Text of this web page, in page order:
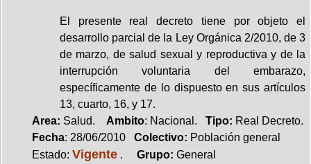
El presente real decreto tiene por objeto el
desarrollo parcial de la Ley Orgánica 2/2010, de 3
de marzo, de salud sexual y reproductiva y de la
interrupción voluntaria del embarazo,
específicamente de lo dispuesto en sus artículos
13, cuarto, 16, y 17.
Area: Salud. Ambito: Nacional. Tipo: Real Decreto.
Fecha: 28/06/2010 Colectivo: Población general
Estado: Vigente . Grupo: General